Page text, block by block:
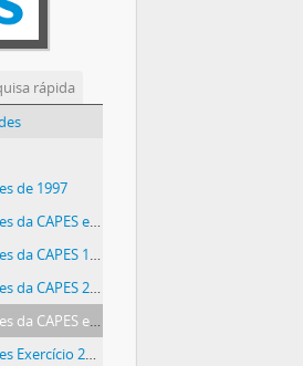
rápida
de 1997
em 1998
CAPES 1999
CAPES 2000
em 2002
2004